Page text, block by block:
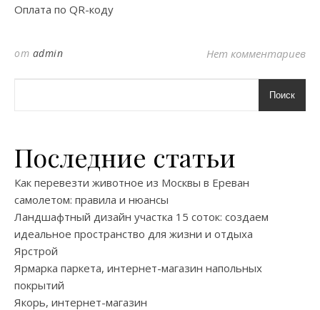
Оплата по QR-коду
от admin Нет комментариев
Поиск
Последние статьи
Как перевезти животное из Москвы в Ереван
самолетом: правила и нюансы
Ландшафтный дизайн участка 15 соток: создаем
идеальное пространство для жизни и отдыха
Ярстрой
Ярмарка паркета, интернет-магазин напольных
покрытий
Якорь, интернет-магазин